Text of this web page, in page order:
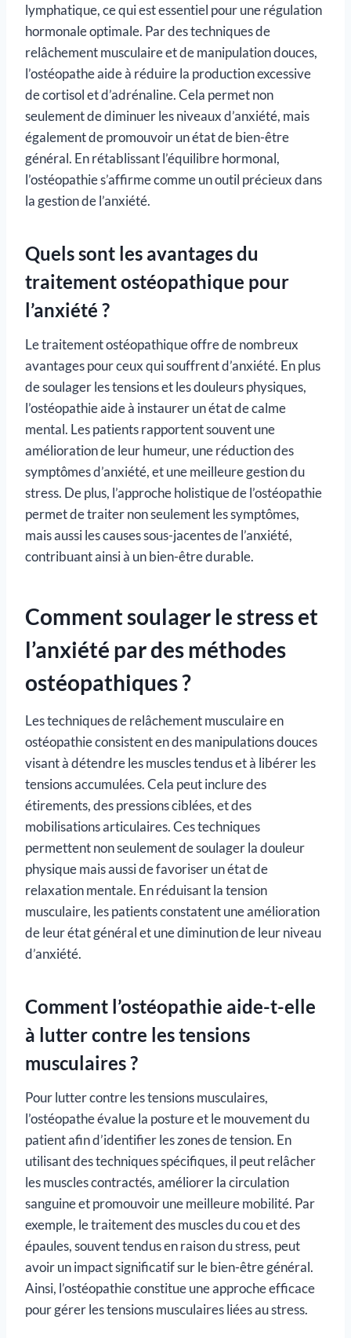
lymphatique, ce qui est essentiel pour une régulation
hormonale optimale. Par des techniques de
relâchement musculaire et de manipulation douces,
l’ostéopathe aide à réduire la production excessive
de cortisol et d’adrénaline. Cela permet non
seulement de diminuer les niveaux d’anxiété, mais
également de promouvoir un état de bien-être
général. En rétablissant l’équilibre hormonal,
l’ostéopathie s’affirme comme un outil précieux dans
la gestion de l’anxiété.
Quels sont les avantages du
traitement ostéopathique pour
l’anxiété ?
Le traitement ostéopathique offre de nombreux
avantages pour ceux qui souffrent d’anxiété. En plus
de soulager les tensions et les douleurs physiques,
l’ostéopathie aide à instaurer un état de calme
mental. Les patients rapportent souvent une
amélioration de leur humeur, une réduction des
symptômes d’anxiété, et une meilleure gestion du
stress. De plus, l’approche holistique de l’ostéopathie
permet de traiter non seulement les symptômes,
mais aussi les causes sous-jacentes de l’anxiété,
contribuant ainsi à un bien-être durable.
Comment soulager le stress et
l’anxiété par des méthodes
ostéopathiques ?
Les techniques de relâchement musculaire en
ostéopathie consistent en des manipulations douces
visant à détendre les muscles tendus et à libérer les
tensions accumulées. Cela peut inclure des
étirements, des pressions ciblées, et des
mobilisations articulaires. Ces techniques
permettent non seulement de soulager la douleur
physique mais aussi de favoriser un état de
relaxation mentale. En réduisant la tension
musculaire, les patients constatent une amélioration
de leur état général et une diminution de leur niveau
d’anxiété.
Comment l’ostéopathie aide-t-elle
à lutter contre les tensions
musculaires ?
Pour lutter contre les tensions musculaires,
l’ostéopathe évalue la posture et le mouvement du
patient afin d’identifier les zones de tension. En
utilisant des techniques spécifiques, il peut relâcher
les muscles contractés, améliorer la circulation
sanguine et promouvoir une meilleure mobilité. Par
exemple, le traitement des muscles du cou et des
épaules, souvent tendus en raison du stress, peut
avoir un impact significatif sur le bien-être général.
Ainsi, l’ostéopathie constitue une approche efficace
pour gérer les tensions musculaires liées au stress.